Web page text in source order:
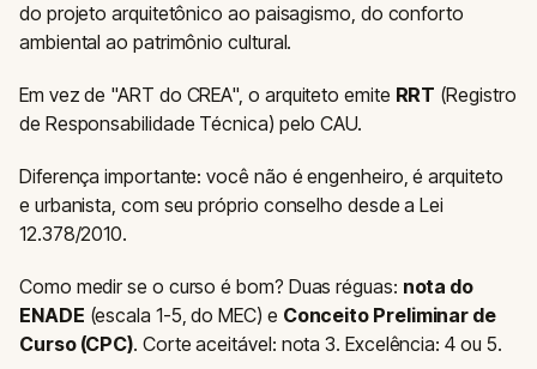
do projeto arquitetônico ao paisagismo, do conforto
ambiental ao patrimônio cultural.
Em vez de "ART do CREA", o arquiteto emite RRT (Registro
de Responsabilidade Técnica) pelo CAU.
Diferença importante: você não é engenheiro, é arquiteto
e urbanista, com seu próprio conselho desde a Lei
12.378/2010.
Como medir se o curso é bom? Duas réguas: nota do
ENADE (escala 1-5, do MEC) e Conceito Preliminar de
Curso (CPC). Corte aceitável: nota 3. Excelência: 4 ou 5.